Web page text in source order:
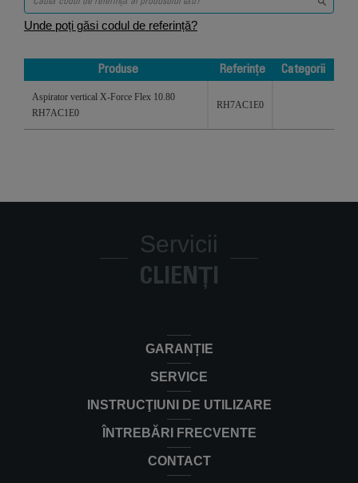
Unde poți găsi codul de referință?
Produse Referințe
Categorii
Aspirator vertical X-Force Flex 10.80
RH7AC1E0
RH7AC1E0
Servicii
CLIENȚI
GARANȚIE
SERVICE
INSTRUCŢIUNI DE UTILIZARE
ÎNTREBĂRI FRECVENTE
CONTACT